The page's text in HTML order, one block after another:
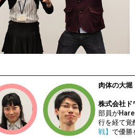
肉体の大堀
株式会社ド
部員が
行を経て覚
戦】 で優勝